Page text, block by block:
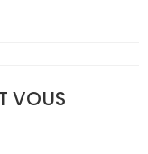
VOUS